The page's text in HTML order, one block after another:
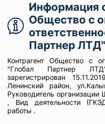
Информация
Общество с
Партнер ЛТД"
Контрагент Общество с
"Глобал Партнер
зарегистрирован
Ленинский район,
Руководитель
, Вид деятельности
работы .